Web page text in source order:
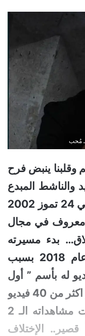
وقلبنا ينبض فرح
والناشط المبدع
على الانترنت.. فقد ولد ساهر في 24 تموز 2002
معروف في مجال
بدء مسيرته
في قناته على اليوتيوب في عام 2018 بسبب
له بأسم ” أول
فيديو بالقناة ” ، فقد حمل ساهر اكثر من 40 فيديو
الـ 2
الإختلاف